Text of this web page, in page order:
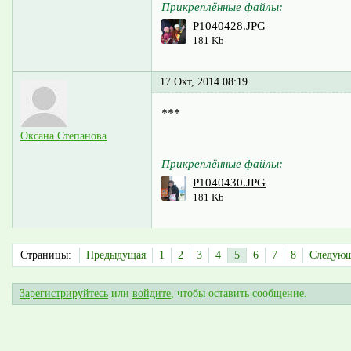
Прикреплённые файлы:
P1040428.JPG
181 Kb
Оксана Степанова
17 Окт, 2014 08:19
***
Прикреплённые файлы:
P1040430.JPG
181 Kb
Страницы: Предыдущая 1 2 3 4 5 6 7 8
Зарегистрируйтесь или войдите , чтобы оставить сообщение.